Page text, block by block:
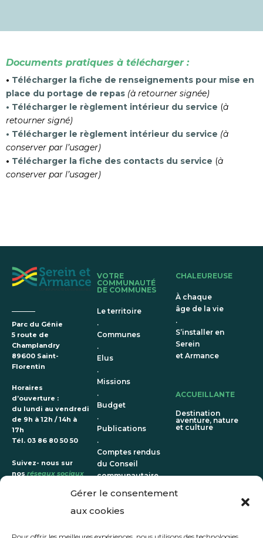
Gérer le consentement
aux cookies
Documents pratiques à télécharger :
• Télécharger la fiche de renseignements pour mise en
place du portage de repas (à retourner signée)
• Télécharger le règlement intérieur du service (à
retourner signé)
• Télécharger le règlement intérieur du service (à
conserver par l’usager)
• Télécharger la fiche des contacts du service (à
conserver par l’usager)
Parc du Génie
5 route de
Champlandry
89600 Saint-
Florentin
Horaires
d’ouverture :
du lundi au vendredi
de 9h à 12h / 14h à
17h
Tél. 03 86 80 50 50
Suivez- nous sur
nos réseaux sociaux
VOTRE
COMMUNAUTÉ
DE COMMUNES
Le territoire
.
Communes
.
Elus
.
Missions
.
Budget
.
Publications
.
Comptes rendus
du Conseil
communautaire
CHALEUREUSE
À chaque
âge de la vie
.
S’installer en
Serein
et Armance
ACCUEILLANTE
Destination
aventure, nature
et culture
ÉPANOUIE
culturelle et
prépare l’avenir